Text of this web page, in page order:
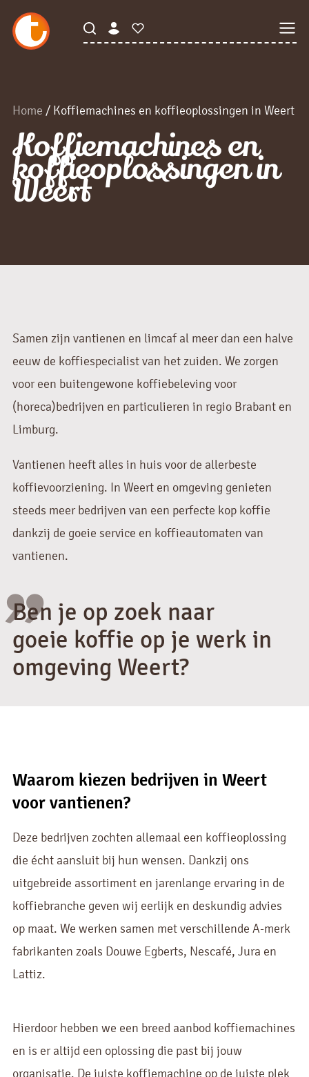
Home / Koffiemachines en koffieoplossingen in Weert
Koffiemachines en
koffieoplossingen in
Weert
Samen zijn vantienen en limcaf al meer dan een halve
eeuw de koffiespecialist van het zuiden. We zorgen
voor een buitengewone koffiebeleving voor
(horeca)bedrijven en particulieren in regio Brabant en
Limburg.
Vantienen heeft alles in huis voor de allerbeste
koffievoorziening. In Weert en omgeving genieten
steeds meer bedrijven van een perfecte kop koffie
dankzij de goeie service en koffieautomaten van
vantienen.
"
Ben je op zoek naar
goeie koffie op je werk in
omgeving Weert?
Waarom kiezen bedrijven in Weert
voor vantienen?
Deze bedrijven zochten allemaal een koffieoplossing
die écht aansluit bij hun wensen. Dankzij ons
uitgebreide assortiment en jarenlange ervaring in de
koffiebranche geven wij eerlijk en deskundig advies
op maat. We werken samen met verschillende A-merk
fabrikanten zoals Douwe Egberts, Nescafé, Jura en
Lattiz.
Hierdoor hebben we een breed aanbod koffiemachines
en is er altijd een oplossing die past bij jouw
organisatie. De juiste koffiemachine op de juiste plek